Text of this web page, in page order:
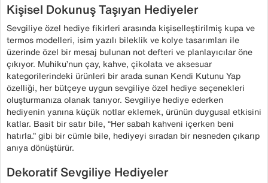
Kişisel Dokunuş Taşıyan Hediyeler
Sevgiliye özel hediye fikirleri arasında kişiselleştirilmiş kupa ve
termos modelleri, isim yazılı bileklik ve kolye tasarımları ile
üzerinde özel bir mesaj bulunan not defteri ve planlayıcılar öne
çıkıyor. Muhiku’nun çay, kahve, çikolata ve aksesuar
kategorilerindeki ürünleri bir arada sunan Kendi Kutunu Yap
özelliği, her bütçeye uygun sevgiliye özel hediye seçenekleri
oluşturmanıza olanak tanıyor. Sevgiliye hediye ederken
hediyenin yanına küçük notlar eklemek, ürünün duygusal etkisini
katlar. Basit bir satır bile, “Her sabah kahveni içerken beni
hatırla.” gibi bir cümle bile, hediyeyi sıradan bir nesneden çıkarıp
anıya dönüştürür.
Dekoratif Sevgiliye Hediyeler